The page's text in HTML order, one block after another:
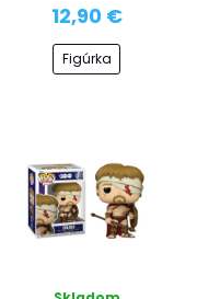
12,90 €
Figúrka